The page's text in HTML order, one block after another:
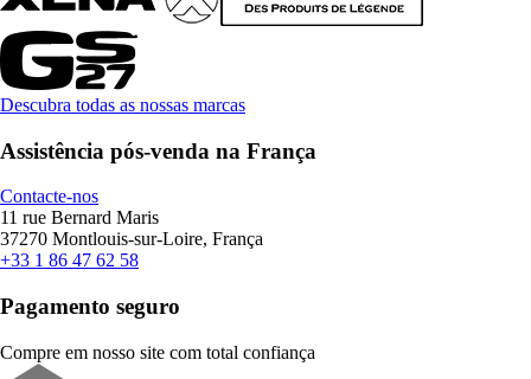
Descubra todas as nossas marcas
Assistência pós-venda na França
Contacte-nos
11 rue Bernard Maris
37270 Montlouis-sur-Loire, França
+33 1 86 47 62 58
Pagamento seguro
Compre em nosso site com total confiança